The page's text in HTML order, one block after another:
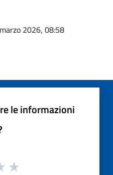
2026, 08:58
le informazioni